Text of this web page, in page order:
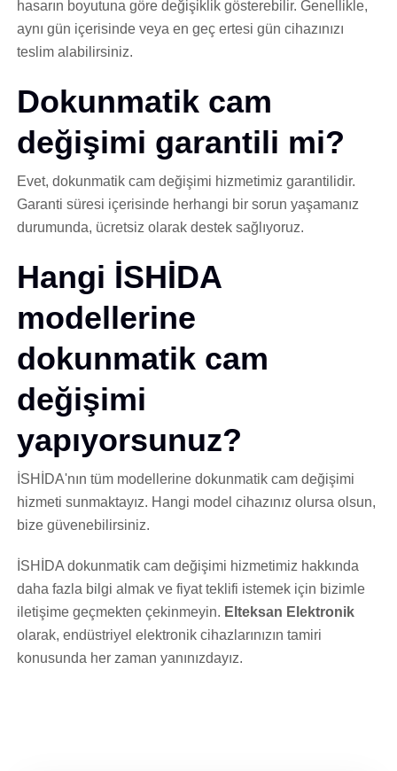
hasarın boyutuna göre değişiklik gösterebilir. Genellikle,
aynı gün içerisinde veya en geç ertesi gün cihazınızı
teslim alabilirsiniz.
Dokunmatik cam
değişimi garantili mi?
Evet, dokunmatik cam değişimi hizmetimiz garantilidir.
Garanti süresi içerisinde herhangi bir sorun yaşamanız
durumunda, ücretsiz olarak destek sağlıyoruz.
Hangi İSHİDA
modellerine
dokunmatik cam
değişimi
yapıyorsunuz?
İSHİDA'nın tüm modellerine dokunmatik cam değişimi
hizmeti sunmaktayız. Hangi model cihazınız olursa olsun,
bize güvenebilirsiniz.
İSHİDA dokunmatik cam değişimi hizmetimiz hakkında
daha fazla bilgi almak ve fiyat teklifi istemek için bizimle
iletişime geçmekten çekinmeyin. Elteksan Elektronik
olarak, endüstriyel elektronik cihazlarınızın tamiri
konusunda her zaman yanınızdayız.